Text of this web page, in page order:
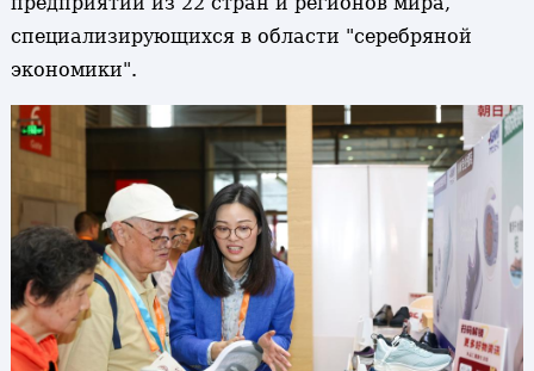
специализирующихся в области "серебряной
экономики".